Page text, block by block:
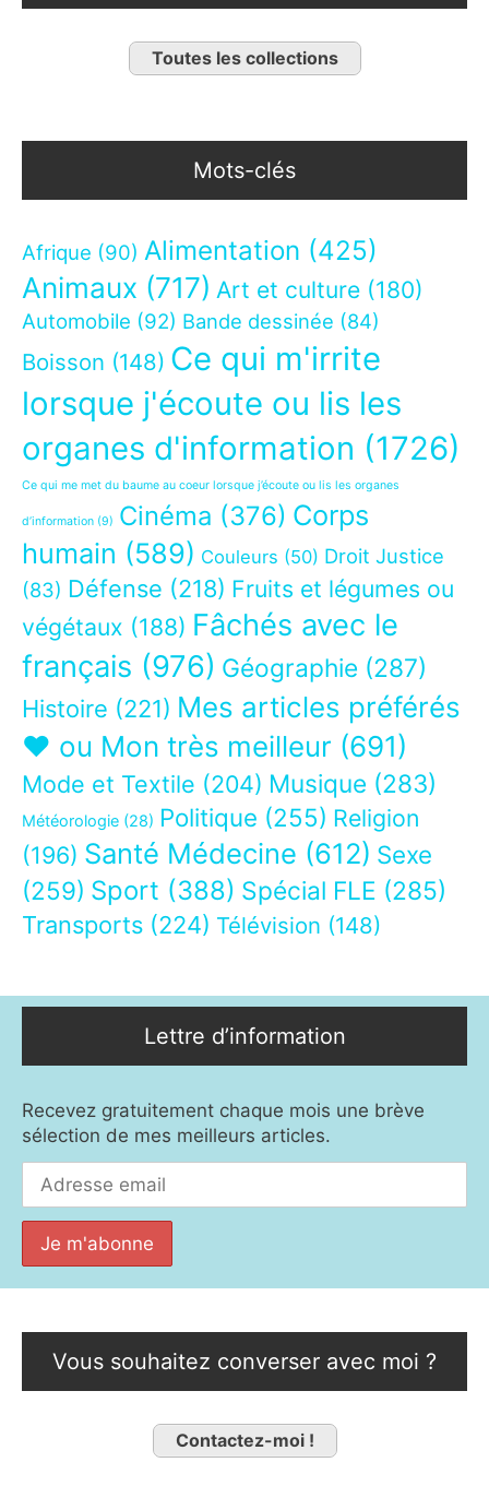
Toutes les collections
Mots-clés
Afrique (90) Alimentation (425)
Animaux (717) Art et culture (180)
Automobile (92) Bande dessinée (84)
Boisson (148) Ce qui m'irrite
lorsque j'écoute ou lis les
organes d'information (1726)
Ce qui me met du baume au coeur lorsque j’écoute ou lis les organes
d’information (9) Cinéma (376) Corps
humain (589) Couleurs (50) Droit Justice
(83) Défense (218) Fruits et légumes ou
végétaux (188) Fâchés avec le
français (976) Géographie (287)
Histoire (221) Mes articles préférés
❤ ou Mon très meilleur (691)
Mode et Textile (204) Musique (283)
Météorologie (28) Politique (255) Religion
(196) Santé Médecine (612) Sexe
(259) Sport (388) Spécial FLE (285)
Transports (224) Télévision (148)
Lettre d’information
Recevez gratuitement chaque mois une brève
sélection de mes meilleurs articles.
Vous souhaitez converser avec moi ?
Contactez-moi !